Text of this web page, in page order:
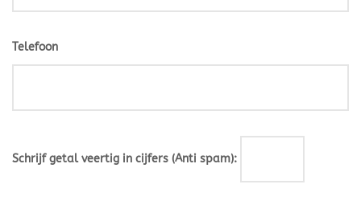
Telefoon
Schrijf getal veertig in cijfers (Anti spam):